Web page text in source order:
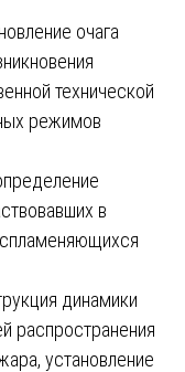
очага
технической
режимов
в
динамики
распространения
установление